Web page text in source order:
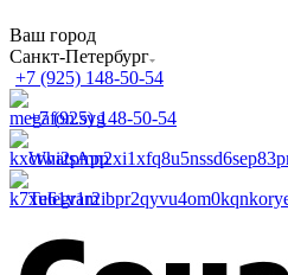
Ваш город
Санкт-Петербург
+7 (925) 148-50-54
+7 (925) 148-50-54
WhatsApp
Telegram